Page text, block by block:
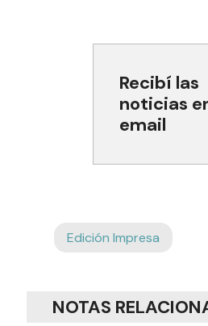
Recibí las
noticias
email
Edición Impresa
NOTAS